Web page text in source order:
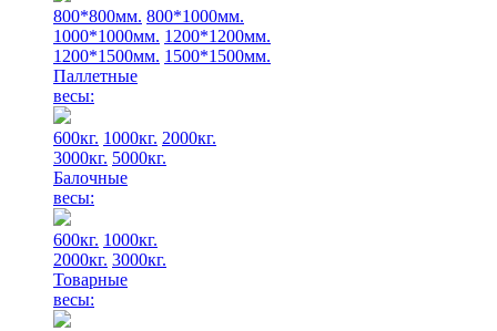
800*800мм. 800*1000мм.
1000*1000мм. 1200*1200мм.
1200*1500мм. 1500*1500мм.
Паллетные
весы:
600кг. 1000кг. 2000кг.
3000кг. 5000кг.
Балочные
весы:
600кг. 1000кг.
2000кг. 3000кг.
Товарные
весы: